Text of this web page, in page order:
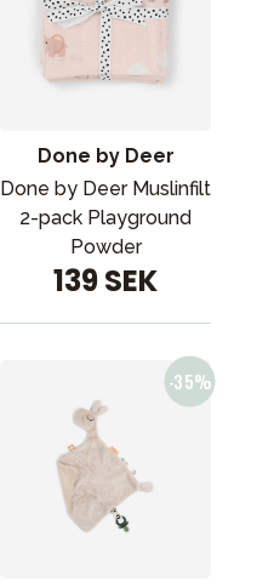
Done by Deer
Done by Deer Muslinfilt
2-pack Playground
Powder
139 SEK